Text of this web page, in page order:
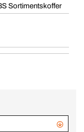
Sortimentskoffer